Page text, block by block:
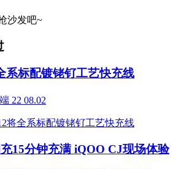
沙发吧~
系标配镀铑钌工艺快充线
22 08.02
15分钟充满 iQOO CJ现场体验